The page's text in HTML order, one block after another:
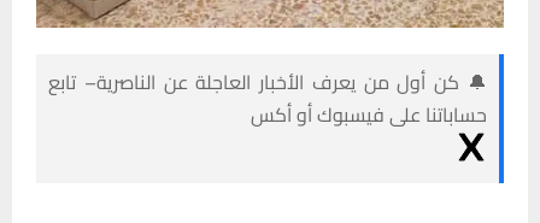
🔔 كن أول من يعرف الأخبار العاجلة عن الناصرية– تابع
حساباتنا على فيسبوك أو أكس